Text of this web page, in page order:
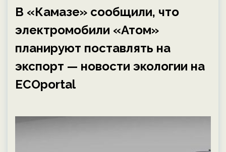
В «Камазе» сообщили, что
электромобили «Атом»
планируют поставлять на
экспорт — новости экологии на
ECOportal